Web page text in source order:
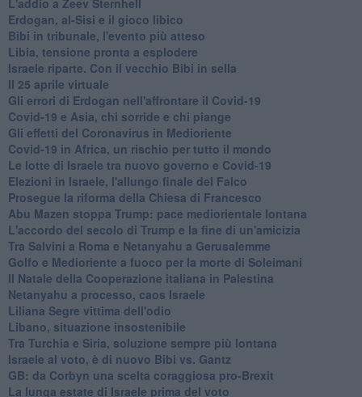
Erdogan, al-Sisi e il gioco libico
Bibi in tribunale, l'evento più atteso
Libia, tensione pronta a esplodere
Israele riparte. Con il vecchio Bibi in sella
Il 25 aprile virtuale
Gli errori di Erdogan nell'affrontare il Covid-19
Covid-19 e Asia, chi sorride e chi piange
Gli effetti del Coronavirus in Medioriente
Covid-19 in Africa, un rischio per tutto il mondo
Le lotte di Israele tra nuovo governo e Covid-19
Elezioni in Israele, l'allungo finale del Falco
Prosegue la riforma della Chiesa di Francesco
Abu Mazen stoppa Trump: pace mediorientale lontana
L'accordo del secolo di Trump e la fine di un'amicizia
Tra Salvini a Roma e Netanyahu a Gerusalemme
Golfo e Medioriente a fuoco per la morte di Soleimani
Il Natale della Cooperazione italiana in Palestina
Netanyahu a processo, caos Israele
Liliana Segre vittima dell'odio
Libano, situazione insostenibile
Tra Turchia e Siria, soluzione sempre più lontana
Israele al voto, è di nuovo Bibi vs. Gantz
GB: da Corbyn una scelta coraggiosa pro-Brexit
La lunga estate di Israele prima del voto